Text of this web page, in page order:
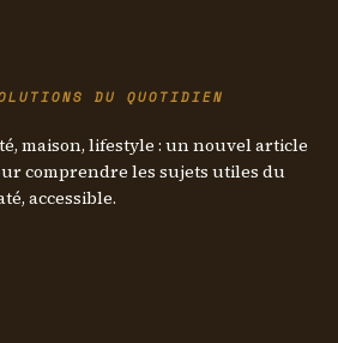
DU QUOTIDIEN
maison, lifestyle : un nouvel article
comprendre les sujets utiles du
accessible.